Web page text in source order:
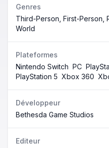
Genres
Third-Person, First-Person,
World
Plateformes
Nintendo Switch PC
PlayStation 5 Xbox 360
Développeur
Bethesda Game Studios
Editeur